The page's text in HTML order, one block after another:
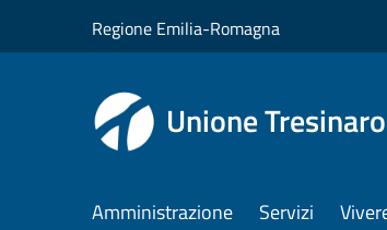
Regione Emilia-Romagna
Unione
Amministrazione Servizi